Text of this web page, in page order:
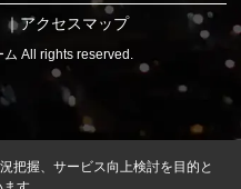
｜アクセスマップ
All rights reserved.
把握、サービス向上検討を目的と